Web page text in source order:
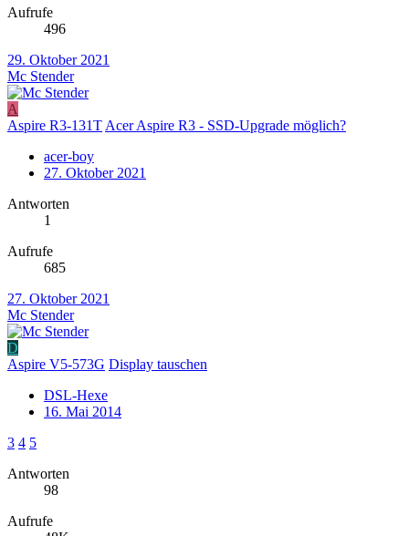
Aufrufe
496
29. Oktober 2021
Mc Stender
A
Aspire R3-131T Acer Aspire R3 - SSD-Upgrade möglich?
acer-boy
27. Oktober 2021
Antworten
1
Aufrufe
685
27. Oktober 2021
Mc Stender
D
Aspire V5-573G Display tauschen
DSL-Hexe
16. Mai 2014
3 4 5
Antworten
98
Aufrufe